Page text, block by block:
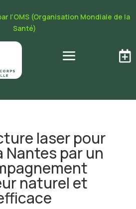
l’OMS (Organisation Mondiale de la
Santé)

laser pour
Nantes par un
naturel et